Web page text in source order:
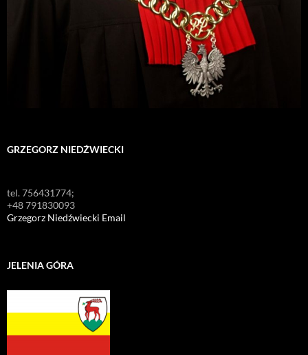
GRZEGORZ NIEDŹWIECKI
tel. 756431774;
+48 791830093
Grzegorz Niedźwiecki Email
JELENIA GÓRA